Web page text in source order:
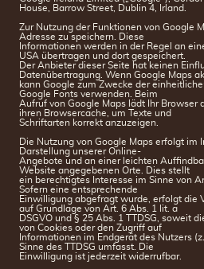
House, Barrow Street, Dublin 4, Irland.
Zur Nutzung der Funktionen von Google
Adresse zu speichern. Diese
Informationen werden in der Regel an
USA übertragen und dort gespeichert.
Der Anbieter dieser Seite hat keinen
Datenübertragung. Wenn Google Maps
kann Google zum Zwecke der
Google Fonts verwenden. Beim
Aufruf von Google Maps lädt Ihr Browser
ihren Browsercache, um Texte und
Schriftarten korrekt anzuzeigen.
Die Nutzung von Google Maps erfolgt im
Darstellung unserer Online-
Angebote und an einer leichten
Website angegebenen Orte. Dies stellt
ein berechtigtes Interesse im Sinne von
Sofern eine entsprechende
Einwilligung abgefragt wurde, erfolgt die
auf Grundlage von Art. 6 Abs. 1 lit. a
DSGVO und § 25 Abs. 1 TTDSG, soweit
von Cookies oder den Zugriff auf
Informationen im Endgerät des Nutzers
Sinne des TTDSG umfasst. Die
Einwilligung ist jederzeit widerrufbar.